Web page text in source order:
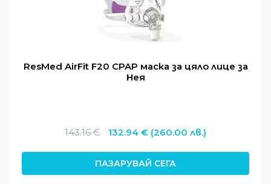
продукти и се свържете с нас за консултация!
ResMed AirFit F20 CPAP маска за цяло лице за
Нея
143.16€
Original
was:
143.16 €.
132.94€Текущата
е:
132.94 €.
(260.00 лв.)
ПАЗАРУВАЙ СЕГА